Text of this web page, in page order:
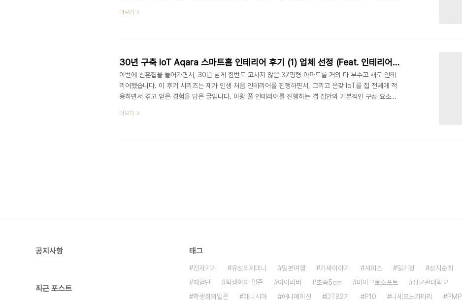
로 소음 심한 날도 조금씩 겹쳤었죠. 엘레베이터 보양은 밑에 집을 인테리어 하는 업체가 이미 해둔거였습
레베이터도 1개 뿐이기 때문에 인테리어 공사 중 불편하실 분들이 계실테니 어쩔 수..
더보기
30년 구축 IoT Aqara 스마트홈 인테리어 후기 (1) 업체 선정 (Feat. 인테리어쇼) 그리드디자인 인쇼스타일
이번에 신혼집을 들어가면서, 30년 넘게 한번도 고치지 않은 37평형 아파트를 거의 다 부수고 새로 인테
리어했습니다. 이 후기 시리즈는 제가 인생 처음 인테리어를 진행하면서, 그리고 온갖 IoT를 집 전체에 적
용하면서 겪고 얻은 경험을 담은 글입니다. 이왕 풀 인테리어를 진행하는 겸 집안의 기본적인 구성 요소들,
비데 등 거의 모든 부분을 IoT로 적용하게 되었습니다. IoT 이야기는 뒤에 하도록 하고, 인테리어 진행 과
가 있는 주방이었습니다. 문제는 들어가려는 집이 37평인 주제에 40평대..
더보기
공지사항
최근 포스트
태그
전자기기 유성의제미니 일본여행 가짜이야기 서피스 일기장
성지순례
체험단
학생회의 일존 아이리버 초속5cm 마이크로소프트
성균관대학교
학생회의일존
애니시아 애니메이션 DTB2기 P10 니세모노가타리 PMP